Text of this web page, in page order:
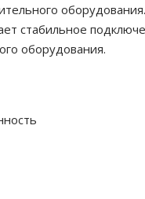
оборудования.
стабильное
оборудования.